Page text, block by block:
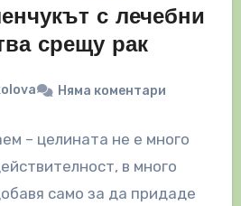
с лечебни
срещу рак
Няма коментари
– целината не е много
в много
само за да придаде